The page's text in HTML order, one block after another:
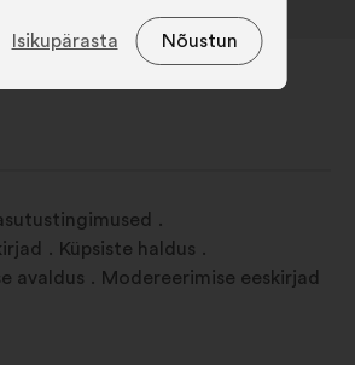
Küpsiste haldus
avaldus
Modereerimise eeskirjad
küpsised
viisil
küpsised, mis
Nõustun
Isikupärasta